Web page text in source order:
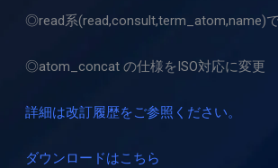
◎read系(read,consult,term_atom,name)
◎atom_concat の仕様をISO対応に変更
詳細は改訂履歴をご参照ください。
ダウンロードはこちら